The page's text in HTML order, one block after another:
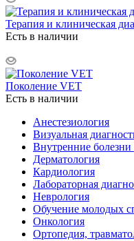
Терапия и клиническая
Есть в наличии
Поколение VET
Есть в наличии
Анестезиология
Визуальная
Внутренние болезни
Дерматология
Кардиология
Лабораторная
Неврология
Обучение молодых
Онкология
Ортопедия,